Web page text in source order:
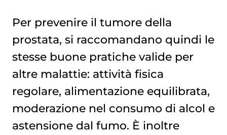
Per prevenire il tumore della
prostata, si raccomandano quindi le
stesse buone pratiche valide per
altre malattie: attività fisica
regolare, alimentazione equilibrata,
moderazione nel consumo di alcol e
astensione dal fumo. È inoltre